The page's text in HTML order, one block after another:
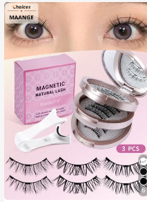
ンガ つけまつげ、DIY 個人用つけま
つげ、ワイドバンド、DIY まつげエ
クステ、保湿 外巻き アニメ まつ
げ、個人用 つけまつげ、超薄型 目立
たない まつげバンド、つけまつげ、
個人用 つけまつげ、つけまつげ、母
の日ギフト、レディースギフト
6